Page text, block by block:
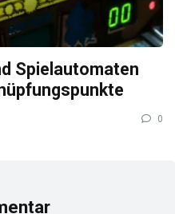
Spielautomaten
0